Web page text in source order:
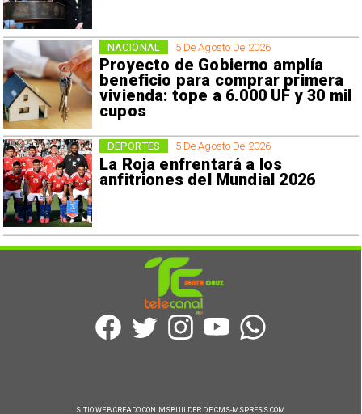
5 De Agosto De 2026
Proyecto de Gobierno amplía
beneficio para comprar primera
vivienda: tope a 6.000 UF y 30 mil
cupos
NACIONAL
5 De Agosto De 2026
La Roja enfrentará a los
anfitriones del Mundial 2026
DEPORTES
SITIO WEB CREADO CON MSBUILDER DE CMS-MSPRESS.COM